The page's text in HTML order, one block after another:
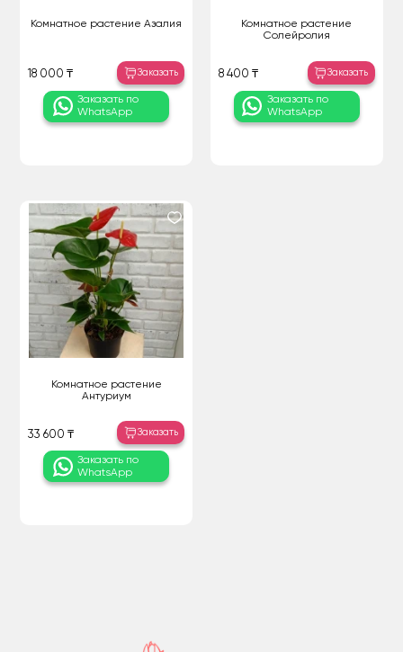
Комнатное растение Азалия
18 000 ₸ Заказать
Заказать по
WhatsApp
Комнатное растение
Солейролия
8 400 ₸ Заказать
Заказать по
WhatsApp
Комнатное растение
Антуриум
33 600 ₸ Заказать
Заказать по
WhatsApp